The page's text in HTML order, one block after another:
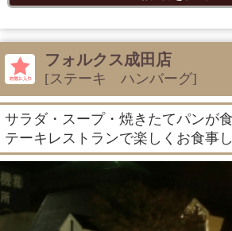
フォルクス成田店
[ステーキ ハンバーグ]
サラダ・スープ・焼きたてパンが
テーキレストランで楽しくお食事